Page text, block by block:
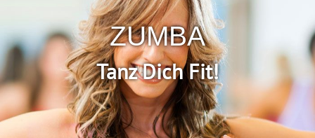
ZUMBA
Tanz Dich Fit!